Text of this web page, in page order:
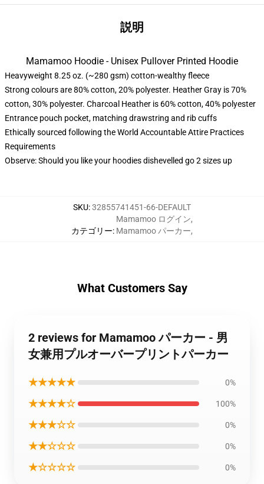
説明
Mamamoo Hoodie - Unisex Pullover Printed Hoodie
Heavyweight 8.25 oz. (~280 gsm) cotton-wealthy fleece
Strong colours are 80% cotton, 20% polyester. Heather Gray is 70%
cotton, 30% polyester. Charcoal Heather is 60% cotton, 40% polyester
Entrance pouch pocket, matching drawstring and rib cuffs
Ethically sourced following the World Accountable Attire Practices
Requirements
Observe: Should you like your hoodies dishevelled go 2 sizes up
SKU:32855741451-66-DEFAULT
カテゴリー:
Mamamoo ログイン,
Mamamoo パーカー,
What Customers Say
2 reviews for Mamamoo パーカー - 男
女兼用プルオーバープリントパーカー
★★★★★ 0%
★★★★☆ 100%
★★★☆☆ 0%
★★☆☆☆ 0%
★☆☆☆☆ 0%